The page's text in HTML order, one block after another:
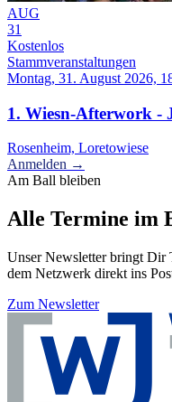
AUG
31
Kostenlos
Stammveranstaltungen
Montag, 31. August 2026,
1. Wiesn-Afterwork -
Rosenheim, Loretowiese
Anmelden →
Am Ball bleiben
Alle Termine im
Unser Newsletter bringt Dir
dem Netzwerk direkt ins
Zum Newsletter